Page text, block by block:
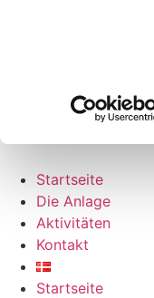
+ 45 21 63 34 39
Mobilepay nr.
Startseite
Die Anlage
Aktivitäten
Kontakt
Startseite